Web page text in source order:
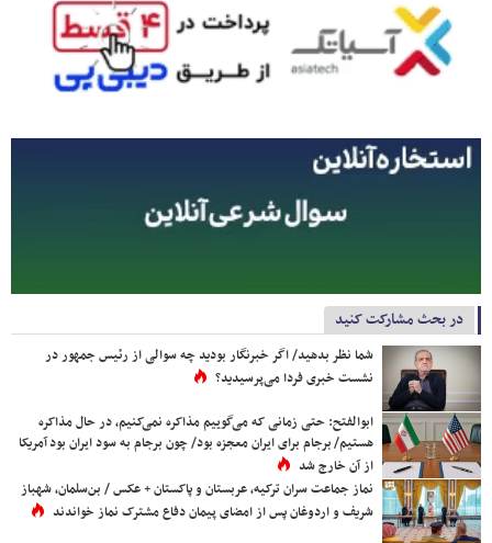
در بحث مشارکت کنید
شما نظر بدهید/ اگر خبرنگار بودید چه سوالی از رئیس جمهور در
نشست خبری فردا می‌پرسیدید؟
ابوالفتح: حتی زمانی که می‌گوییم مذاکره نمی‌کنیم، در حال مذاکره
هستیم/ برجام برای ایران معجزه بود/ چون برجام به سود ایران بود آمریکا
از آن خارج شد
نماز جماعت سران ترکیه، عربستان و پاکستان + عکس / بن‌سلمان، شهباز
شریف و اردوغان پس از امضای پیمان دفاع مشترک نماز خواندند